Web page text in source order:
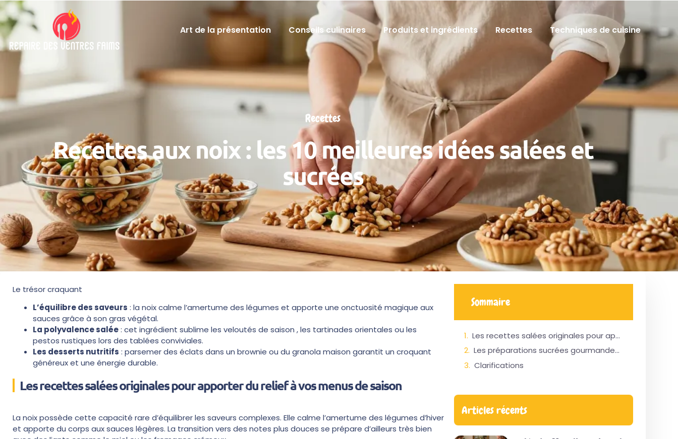
Art de la présentation Conseils culinaires Produits et ingrédients Recettes Techniques de cuisine
Recettes
Recettes aux noix : les 10 meilleures idées salées et
sucrées
Le trésor craquant
L’équilibre des saveurs : la noix calme l’amertume des légumes et apporte une onctuosité magique aux
sauces grâce à son gras végétal.
La polyvalence salée: cet ingrédient sublime les veloutés de saison , les tartinades orientales ou les
pestos rustiques lors des tablées conviviales.
Les desserts nutritifs : parsemer des éclats dans un brownie ou du granola maison garantit un croquant
généreux et une énergie durable.
Les recettes salées originales pour apporter du relief à vos menus de saison
La noix possède cette capacité rare d’équilibrer les saveurs complexes. Elle calme l’amertume des légumes d’hiver
et apporte du corps aux sauces légères. La transition vers des notes plus douces se prépare d’ailleurs très bien
Sommaire
Les recettes salées originales pour apporter du relief à vos menus de saison
Les préparations sucrées gourmandes qui valorisent la richesse nutritionnelle des noix
Clarifications
Articles récents